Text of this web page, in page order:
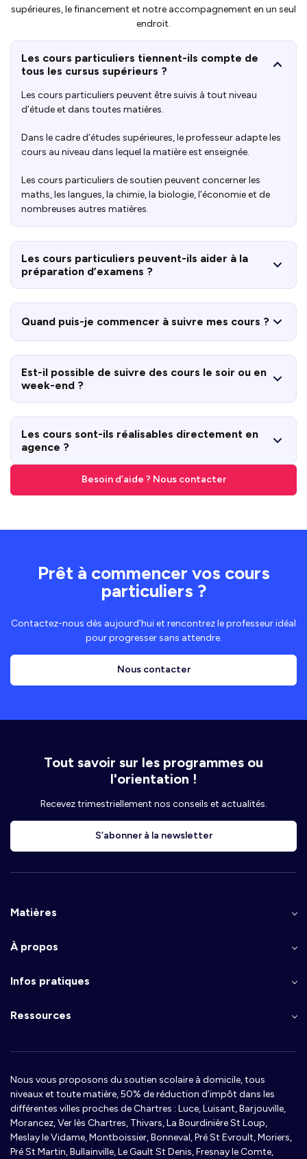
supérieures, le financement et notre accompagnement en un seul
endroit.
Les cours particuliers tiennent-ils compte de
tous les cursus supérieurs ?
Les cours particuliers peuvent être suivis à tout niveau
d’étude et dans toutes matières.
Dans le cadre d’études supérieures, le professeur adapte les
cours au niveau dans lequel la matière est enseignée.
Les cours particuliers de soutien peuvent concerner les
maths, les langues, la chimie, la biologie, l’économie et de
nombreuses autres matières.
Les cours particuliers peuvent-ils aider à la
préparation d’examens ?
Quand puis-je commencer à suivre mes cours ?
Est-il possible de suivre des cours le soir ou en
week-end ?
Les cours sont-ils réalisables directement en
agence ?
Besoin d’aide ? Nous contacter
Prêt à commencer vos cours
particuliers ?
Contactez-nous dès aujourd’hui et rencontrez le professeur idéal
pour progresser sans attendre.
Nous contacter
Tout savoir sur les programmes ou
l'orientation !
Recevez trimestriellement nos conseils et actualités.
S’abonner à la newsletter
Matières
À propos
Infos pratiques
Ressources
Nous vous proposons du soutien scolaire à domicile, tous
niveaux et toute matière, 50% de réduction d’impôt dans les
différentes villes proches de Chartres : Luce, Luisant, Barjouville,
Morancez, Ver lès Chartres, Thivars, La Bourdinière St Loup,
Meslay le Vidame, Montboissier, Bonneval, Pré St Evroult, Moriers,
Pré St Martin, Bullainville, Le Gault St Denis, Fresnay le Comte,